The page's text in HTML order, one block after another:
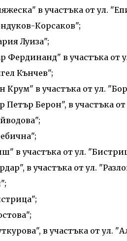
в участъка от ул.
Корсаков";
Луиза";
Фердинанд" в участъка от
Кънчев";
Крум" в участъка от ул.
Петър Берон", в участъка
в участъка от ул.
в участъка от ул.
в участъка от ул.